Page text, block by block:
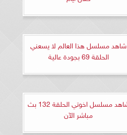
شاهد مسلسل هذا العالم لا يسعني
الحلقة 69 بجودة عالية
شاهد مسلسل اخوتي الحلقة 132 بث
مباشر الآن